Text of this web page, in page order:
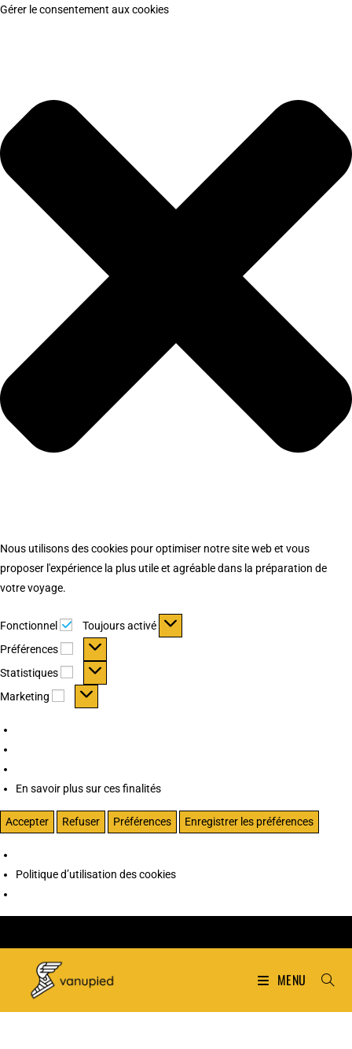
Gérer le consentement aux cookies
Nous utilisons des cookies pour optimiser notre site web et vous
proposer l'expérience la plus utile et agréable dans la préparation de
votre voyage.
Fonctionnel Fonctionnel
Toujours activé
Préférences
Préférences
Statistiques Statistiques
Marketing Marketing
En savoir plus sur ces finalités
Accepter Refuser Préférences Enregistrer les préférences
Politique d’utilisation des cookies
MENU